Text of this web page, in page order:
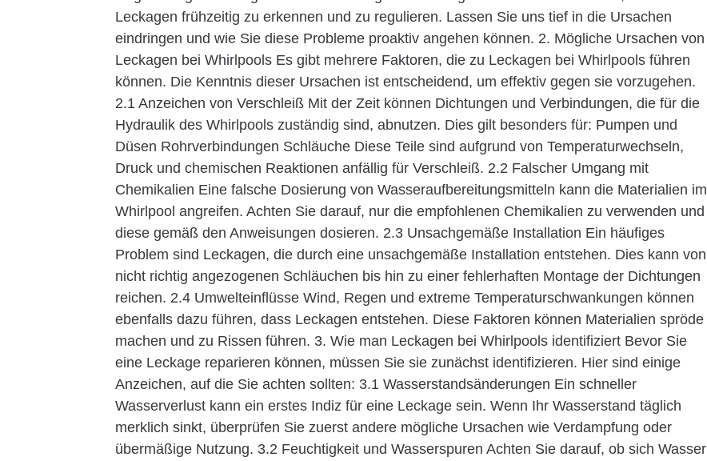
Leckagen frühzeitig zu erkennen und zu regulieren. Lassen Sie uns tief in die Ursachen
eindringen und wie Sie diese Probleme proaktiv angehen können. 2. Mögliche Ursachen von
Leckagen bei Whirlpools Es gibt mehrere Faktoren, die zu Leckagen bei Whirlpools führen
können. Die Kenntnis dieser Ursachen ist entscheidend, um effektiv gegen sie vorzugehen.
2.1 Anzeichen von Verschleiß Mit der Zeit können Dichtungen und Verbindungen, die für die
Hydraulik des Whirlpools zuständig sind, abnutzen. Dies gilt besonders für: Pumpen und
Düsen Rohrverbindungen Schläuche Diese Teile sind aufgrund von Temperaturwechseln,
Druck und chemischen Reaktionen anfällig für Verschleiß. 2.2 Falscher Umgang mit
Chemikalien Eine falsche Dosierung von Wasseraufbereitungsmitteln kann die Materialien im
Whirlpool angreifen. Achten Sie darauf, nur die empfohlenen Chemikalien zu verwenden und
diese gemäß den Anweisungen dosieren. 2.3 Unsachgemäße Installation Ein häufiges
Problem sind Leckagen, die durch eine unsachgemäße Installation entstehen. Dies kann von
nicht richtig angezogenen Schläuchen bis hin zu einer fehlerhaften Montage der Dichtungen
reichen. 2.4 Umwelteinflüsse Wind, Regen und extreme Temperaturschwankungen können
ebenfalls dazu führen, dass Leckagen entstehen. Diese Faktoren können Materialien spröde
machen und zu Rissen führen. 3. Wie man Leckagen bei Whirlpools identifiziert Bevor Sie
eine Leckage reparieren können, müssen Sie sie zunächst identifizieren. Hier sind einige
Anzeichen, auf die Sie achten sollten: 3.1 Wasserstandsänderungen Ein schneller
Wasserverlust kann ein erstes Indiz für eine Leckage sein. Wenn Ihr Wasserstand täglich
merklich sinkt, überprüfen Sie zuerst andere mögliche Ursachen wie Verdampfung oder
übermäßige Nutzung. 3.2 Feuchtigkeit und Wasserspuren Achten Sie darauf, ob sich Wasser